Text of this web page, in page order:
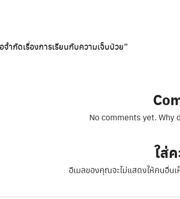
ำกัดเรื่องการเรียนกับความเจ็บป่วย”
No comments yet. Why
ใส่
อีเมลของคุณจะไม่แสดงให้คนอื่นเ